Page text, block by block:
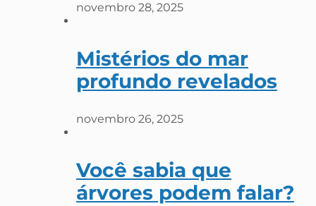
novembro 28, 2025
Mistérios do mar
profundo revelados
novembro 26, 2025
Você sabia que
árvores podem falar?